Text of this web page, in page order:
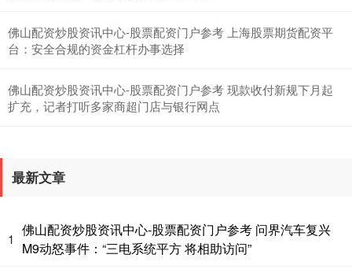
创业板指 3563.12
基金指数 7242.10 +12.30 +0.17%
佛山配资炒股资讯中心-股票配资门户参考 上海股票期货配资平
台：安全合规的资金杠杆办事选择
佛山配资炒股资讯中心-股票配资门户参考 现款收付新规下月起
扩充，记者打听多家商超门店与银行网点
最新文章
1
佛山配资炒股资讯中心-股票配资门户参考 问界汽车复兴
M9动怒事件：“三电系统平方 将相助访问”